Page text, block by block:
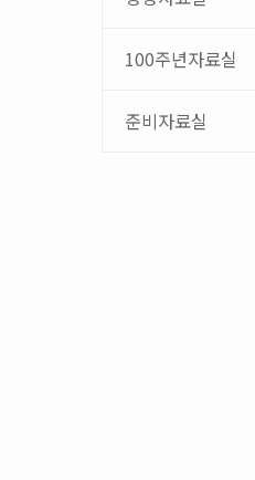
100주년자료실
준비자료실